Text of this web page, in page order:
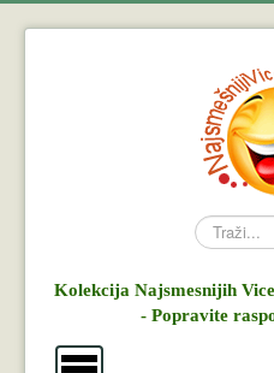
Search
Kolekcija Najsmesnijih
- Popravite